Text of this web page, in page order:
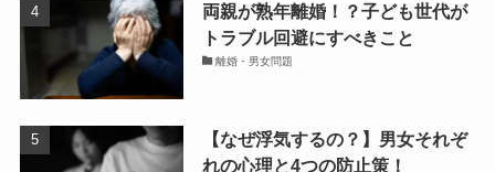
両親が熟年離婚！？子ども世代が
トラブル回避にすべきこと
離婚・男女問題
【なぜ浮気するの？】男女それぞ
れの心理と4つの防止策！